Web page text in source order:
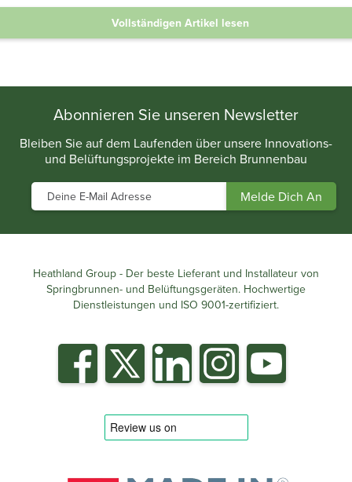
Vollständigen Artikel lesen
Abonnieren Sie unseren Newsletter
Bleiben Sie auf dem Laufenden über unsere Innovations-
und Belüftungsprojekte im Bereich Brunnenbau
Heathland Group - Der beste Lieferant und Installateur von
Springbrunnen- und Belüftungsgeräten. Hochwertige
Dienstleistungen und ISO 9001-zertifiziert.